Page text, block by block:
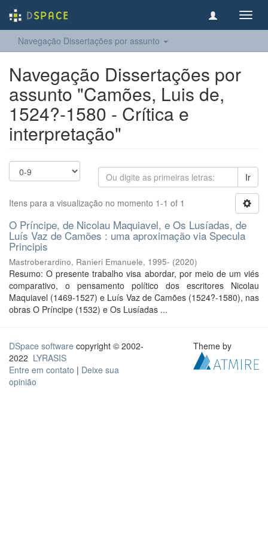
Navegação Dissertações por assunto
Navegação Dissertações por
assunto "Camões, Luis de,
1524?-1580 - Crítica e
interpretação"
Ir
Itens para a visualização no momento 1-1 of 1
O Príncipe, de Nicolau Maquiavel, e Os Lusíadas, de
Luís Vaz de Camões : uma aproximação via Specula
Principis
Mastroberardino, Ranieri Emanuele, 1995- (2020)
Resumo: O presente trabalho visa abordar, por meio de um viés
comparativo, o pensamento político dos escritores Nicolau
Maquiavel (1469-1527) e Luís Vaz de Camões (1524?-1580), nas
obras O Príncipe (1532) e Os Lusíadas ...
DSpace software copyright © 2002-
2022 LYRASIS
Entre em contato | Deixe sua
opinião
Theme by